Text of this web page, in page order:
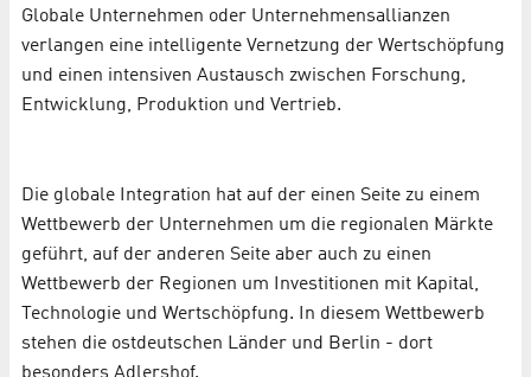
Globale Unternehmen oder Unternehmensallianzen
verlangen eine intelligente Ver­net­zung der Wertschöpfung
und einen intensiven Austausch zwischen Forschung,
Entwicklung, Produktion und Vertrieb.
Die globale Integration hat auf der einen Seite zu einem
Wettbewerb der Unternehmen um die regionalen Märkte
geführt, auf der anderen Seite aber auch zu einen
Wettbewerb der Regionen um Investitionen mit Kapital,
Technologie und Wertschöpfung. In diesem Wettbewerb
stehen die ostdeutschen Länder und Berlin - dort